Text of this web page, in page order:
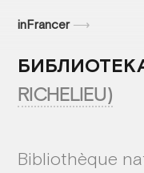
inFrancer⟶
RICHELIEU)
Bibliothèque